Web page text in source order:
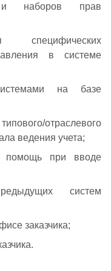
и наборов прав
специфических
в системе
на базе
отраслевого
ведения учета;
помощь при вводе
систем
заказчика;